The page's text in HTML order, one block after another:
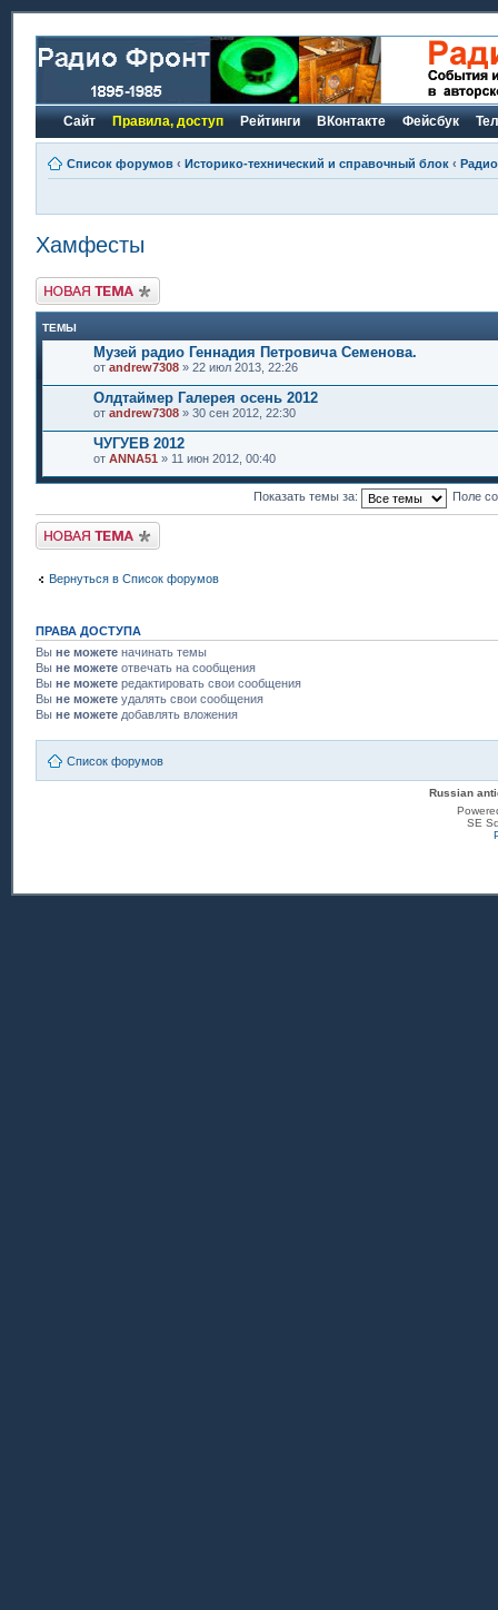
Сайт Правила, доступ Рейтинги ВКонтакте Фейсбук
Список форумов ‹ Историко-технический и справочный блок ‹
Хамфесты
Новая тема
ТЕМЫ
Музей радио Геннадия Петровича Семенова.
от andrew7308 » 22 июл 2013, 22:26
Олдтаймер Галерея осень 2012
от andrew7308 » 30 сен 2012, 22:30
ЧУГУЕВ 2012
от ANNA51 » 11 июн 2012, 00:40
Показать темы за: Поле
Новая тема
Вернуться в Список форумов
ПРАВА ДОСТУПА
Вы не можете начинать темы
Вы не можете отвечать на сообщения
Вы не можете редактировать свои сообщения
Вы не можете удалять свои сообщения
Вы не можете добавлять вложения
Список форумов
Russian
SE